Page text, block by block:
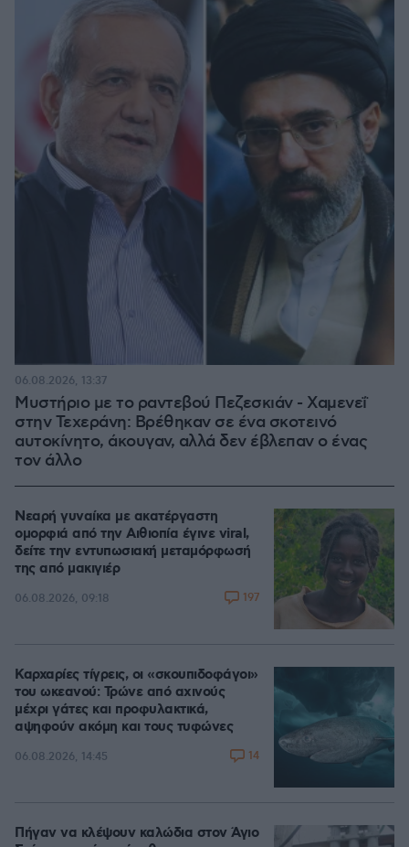
Μυστήριο με το ραντεβού Πεζεσκιάν - Χαμενεΐ
στην Τεχεράνη: Βρέθηκαν σε ένα σκοτεινό
αυτοκίνητο, άκουγαν, αλλά δεν έβλεπαν ο ένας
τον άλλο
06.08.2026, 13:37
Νεαρή γυναίκα με ακατέργαστη
ομορφιά από την Αιθιοπία έγινε viral,
δείτε την εντυπωσιακή μεταμόρφωσή
της από μακιγιέρ
06.08.2026, 09:18 197
Καρχαρίες τίγρεις, οι «σκουπιδοφάγοι»
του ωκεανού: Τρώνε από αχινούς
μέχρι γάτες και προφυλακτικά,
αψηφούν ακόμη και τους τυφώνες
06.08.2026, 14:45 14
Πήγαν να κλέψουν καλώδια στον Άγιο